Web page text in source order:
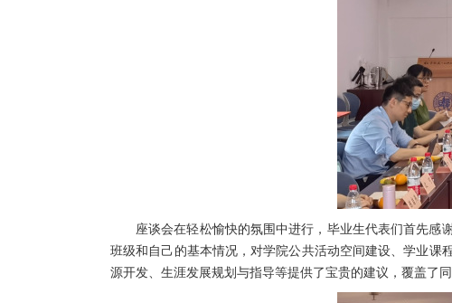
座谈会在轻松愉快的氛围中进行，毕业生代表们首先感
班级和自己的基本情况，对学院公共活动空间建设、学业课
源开发、生涯发展规划与指导等提供了宝贵的建议，覆盖了